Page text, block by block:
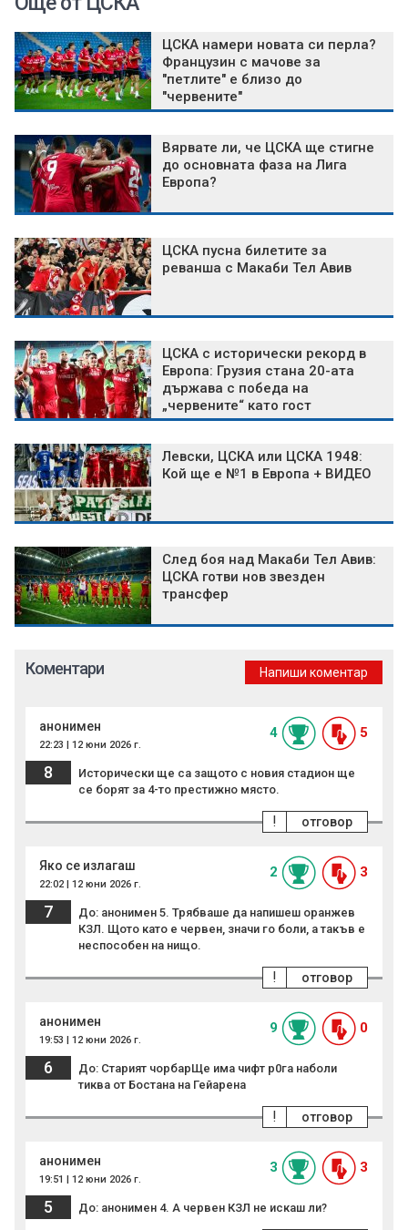
ЦСКА намери новата си перла?
Французин с мачове за
"петлите" е близо до
"червените"
Вярвате ли, че ЦСКА ще стигне
до основната фаза на Лига
Европа?
ЦСКА пусна билетите за
реванша с Макаби Тел Авив
ЦСКА с исторически рекорд в
Европа: Грузия стана 20-ата
държава с победа на
„червените“ като гост
Левски, ЦСКА или ЦСКА 1948:
Кой ще е №1 в Европа + ВИДЕО
След боя над Макаби Тел Авив:
ЦСКА готви нов звезден
трансфер
Коментари Напиши коментар
анонимен
22:23 | 12 юни 2026 г.
4 5
8
Исторически ще са защото с новия стадион ще
се борят за 4-то престижно място.
отговор
!
Яко се излагаш
22:02 | 12 юни 2026 г.
2 3
7
До: анонимен 5. Трябваше да напишеш оранжев
КЗЛ. Щото като е червен, значи го боли, а такъв е
неспособен на нищо.
отговор
!
анонимен
19:53 | 12 юни 2026 г.
9 0
6
До: Старият чорбарЩе има чифт р0га наболи
тиква от Бостана на Гейарена
отговор
!
анонимен
19:51 | 12 юни 2026 г.
3 3
5 До: анонимен 4. А червен КЗЛ не искаш ли?